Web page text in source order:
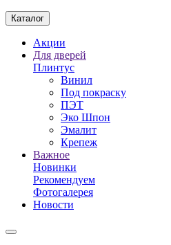
Каталог
Акции
Для дверей
Плинтус
Винил
Под покраску
ПЭТ
Эко Шпон
Эмалит
Крепеж
Важное
Новинки
Рекомендуем
Фотогалерея
Новости